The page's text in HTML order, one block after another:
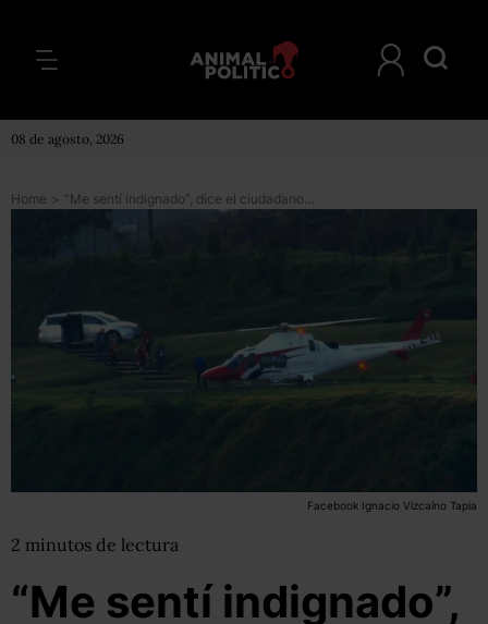
08 de agosto, 2026
Home > “Me sentí indignado”, dice el ciudadano que tomó las fotos del titular de la Conagua
Facebook Ignacio Vizcaíno Tapia
2 minutos de lectura
“Me sentí indignado”,